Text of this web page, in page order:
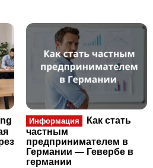
Информация
Как стать
частным
предпринимателем в
Германии — Гевербе в
германии